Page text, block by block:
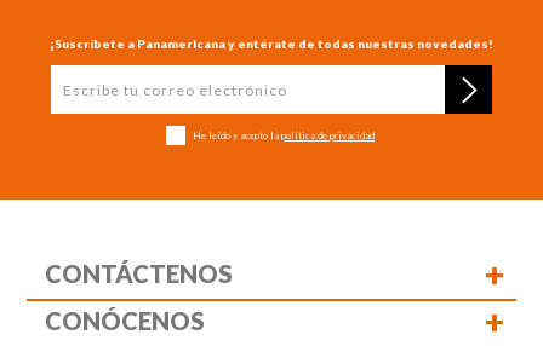
¡Suscríbete a Panamericana y entérate de todas nuestras novedades!
He leído y acepto la política de privacidad
CONTÁCTENOS +
CONÓCENOS +